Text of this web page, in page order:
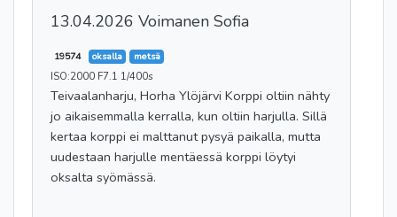
13.04.2026 Voimanen Sofia
19574 oksalla metsä
ISO:2000 F7.1 1/400s
Teivaalanharju, Horha Ylöjärvi Korppi oltiin nähty
jo aikaisemmalla kerralla, kun oltiin harjulla. Sillä
kertaa korppi ei malttanut pysyä paikalla, mutta
uudestaan harjulle mentäessä korppi löytyi
oksalta syömässä.